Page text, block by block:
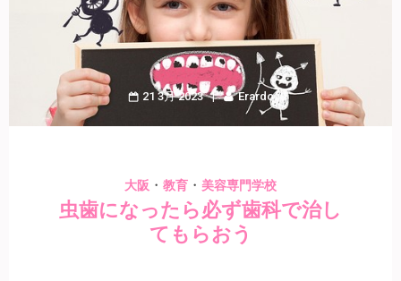
21 3月 2023 Erardo
大阪 ・ 教育 ・ 美容専門学校
虫歯になったら必ず歯科で治し
てもらおう